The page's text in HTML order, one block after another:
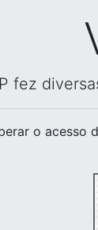
fez
o acesso